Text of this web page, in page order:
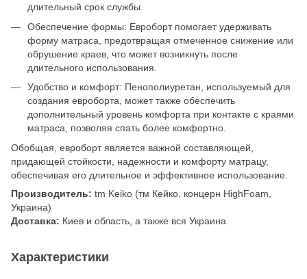
длительный срок службы.
Обеспечение формы: Евроборт помогает удерживать
форму матраса, предотвращая отмеченное снижение или
обрушение краев, что может возникнуть после
длительного использования.
Удобство и комфорт: Пенополиуретан, используемый для
создания евроборта, может также обеспечить
дополнительный уровень комфорта при контакте с краями
матраса, позволяя спать более комфортно.
Обобщая, евроборт является важной составляющей,
придающей стойкости, надежности и комфорту матрацу,
обеспечивая его длительное и эффективное использование.
Производитель: tm Keiko (тм Кейко, концерн HighFoam,
Украина)
Доставка: Киев и область, а также вся Украина
Характеристики